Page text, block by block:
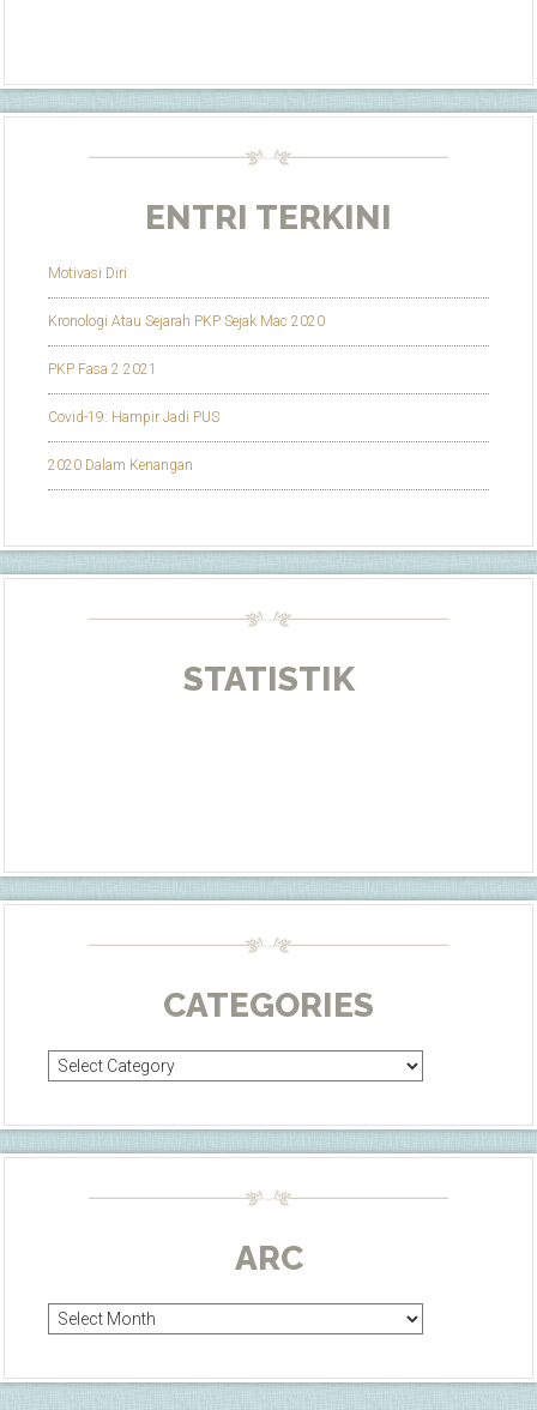
ENTRI TERKINI
Motivasi Diri
Kronologi Atau Sejarah PKP Sejak Mac 2020
PKP Fasa 2 2021
Covid-19: Hampir Jadi PUS
2020 Dalam Kenangan
STATISTIK
CATEGORIES
Categories
ARC
Arc